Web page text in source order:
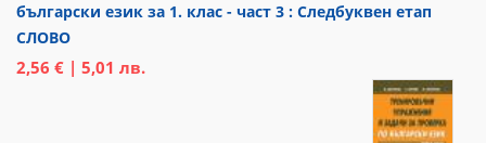
български език за 1. клас - част 3 : Следбуквен етап
СЛОВО
2,56 € | 5,01 лв.